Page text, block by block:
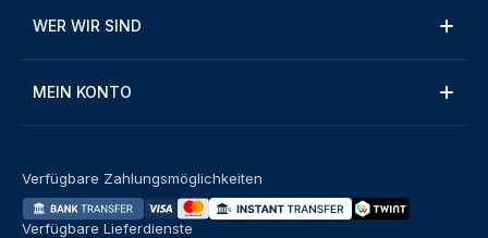
WER WIR SIND
MEIN KONTO
Verfügbare Zahlungsmöglichkeiten
Verfügbare Lieferdienste